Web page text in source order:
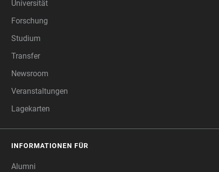
Universität
Forschung
Studium
Transfer
Newsroom
Veranstaltungen
Lagekarten
INFORMATIONEN FÜR
Alumni